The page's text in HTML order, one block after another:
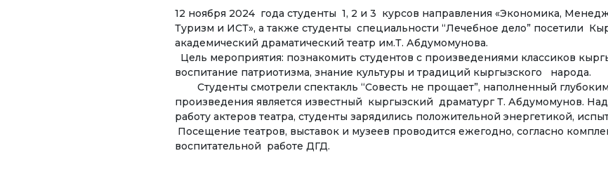
УНИВЕРСИТЕТ
Обращение ректора
Регламентирующие
Специалитет
НАПРАВЛЕНИЯ ПОДГОТОВКИ
Экономика
Менеджмент и управление
бизнесом
Туризм
Публикации
Электронная
Сотрудничество с
12 ноября 2024 года студенты 1, 2 и 3 курсов направления «Экономика,
Туризм и ИСТ», а также студенты специальности “Лечебное дело” посетили
академический драматический театр им.Т. Абдумомунова.
Цель мероприятия: познакомить студентов с произведениями классиков
воспитание патриотизма, знание культуры и традиций кыргызского народа.
Студенты смотрели спектакль “Совесть не прощает”, наполненный
произведения является известный кыргызский драматург Т. Абдумомунов.
работу актеров театра, студенты зарядились положительной энергетикой,
Посещение театров, выставок и музеев проводится ежегодно, согласно
воспитательной работе ДГД.